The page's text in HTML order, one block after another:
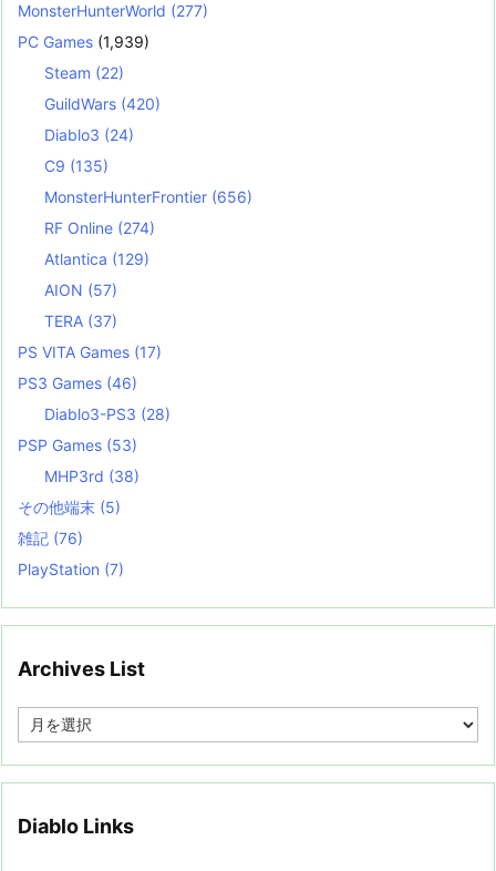
MonsterHunterWorld (277)
PC Games (1,939)
Steam (22)
GuildWars (420)
Diablo3 (24)
C9 (135)
MonsterHunterFrontier (656)
RF Online (274)
Atlantica (129)
AION (57)
TERA (37)
PS VITA Games (17)
PS3 Games (46)
Diablo3-PS3 (28)
PSP Games (53)
MHP3rd (38)
その他端末 (5)
雑記 (76)
PlayStation (7)
Archives List
e
Diablo Links